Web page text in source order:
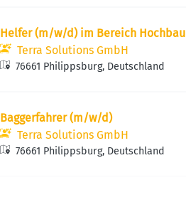
Helfer (m/w/d) im Bereich Hochbau
Terra Solutions GmbH
76661 Philippsburg, Deutschland
Baggerfahrer (m/w/d)
Terra Solutions GmbH
76661 Philippsburg, Deutschland